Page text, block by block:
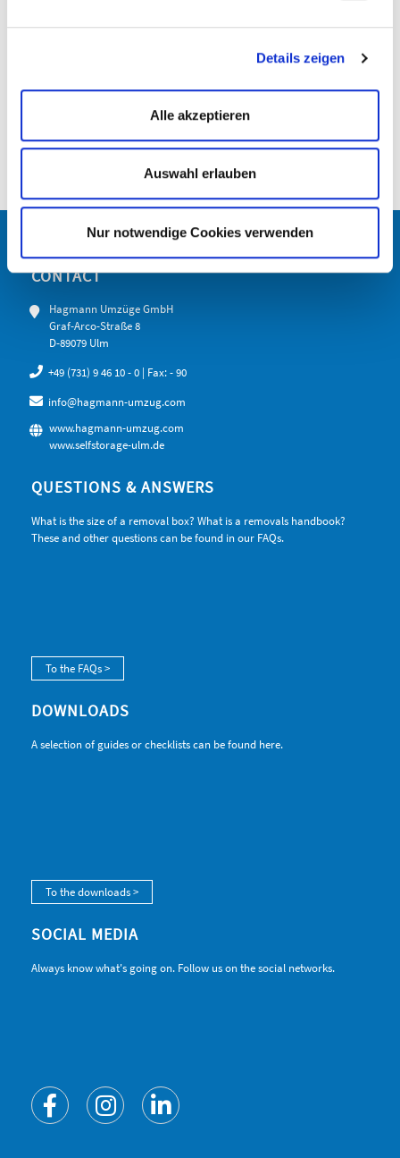
Details zeigen
Alle akzeptieren
Auswahl erlauben
Nur notwendige Cookies verwenden
CONTACT
Hagmann Umzüge GmbH
Graf-Arco-Straße 8
D-89079 Ulm
+49 (731) 9 46 10 - 0 | Fax: - 90
info@hagmann-umzug.com
www.hagmann-umzug.com
www.selfstorage-ulm.de
QUESTIONS & ANSWERS
What is the size of a removal box? What is a removals handbook?
These and other questions can be found in our FAQs.
To the FAQs >
DOWNLOADS
A selection of guides or checklists can be found here.
To the downloads >
SOCIAL MEDIA
Always know what's going on. Follow us on the social networks.